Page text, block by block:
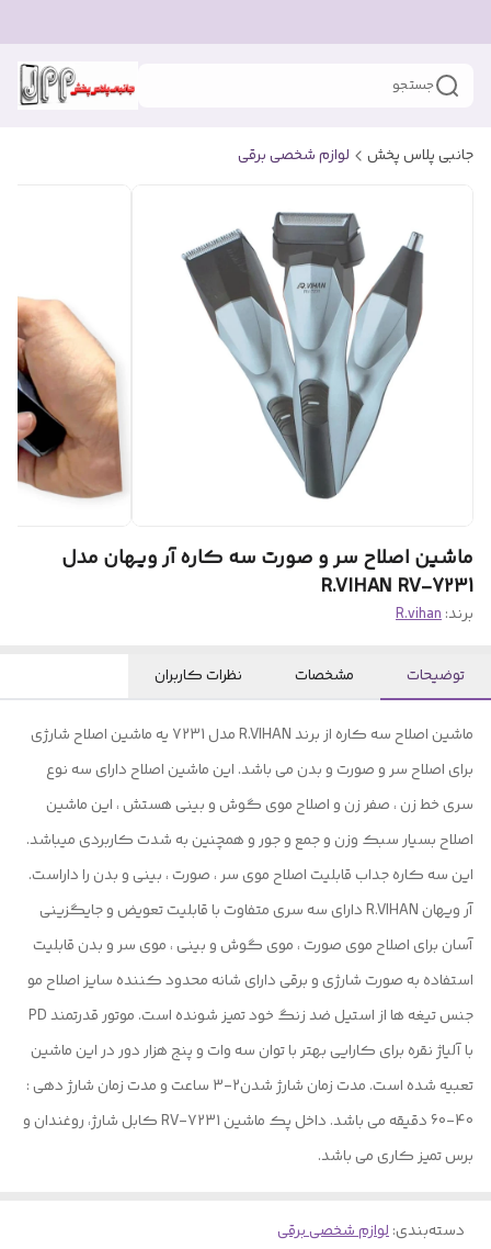
جستجو
جانبی پلاس پخش لوازم شخصی برقی
ماشین اصلاح سر و صورت سه کاره آر ویهان مدل
R.VIHAN RV-7231
برند:R.vihan
توضیحات مشخصات نظرات کاربران
ماشین اصلاح سه کاره از برند R.VIHAN مدل 7231 یه ماشین اصلاح شارژی
برای اصلاح سر و صورت و بدن می باشد. این ماشین اصلاح دارای سه نوع
سری خط زن ، صفر زن و اصلاح موی گوش و بینی هستش ، این ماشین
اصلاح بسیار سبک وزن و جمع و جور و همچنین به شدت کاربردی میباشد.
این سه کاره جداب قابلیت اصلاح موی سر ، صورت ، بینی و بدن را داراست.
آر ویهان R.VIHAN دارای سه سری متفاوت با قابلیت تعویض و جایگزینی
آسان برای اصلاح موی صورت ، موی گوش و بینی ، موی سر و بدن قابلیت
استفاده به صورت شارژی و برقی دارای شانه محدود کننده سایز اصلاح مو
جنس تیغه ها از استیل ضد زنگ خود تمیز شونده است. موتور قدرتمند PD
با آلیاژ نقره برای کارایی بهتر با توان سه وات و پنج هزار دور در این ماشین
تعبیه شده است. مدت زمان شارژ شدن2-3 ساعت و مدت زمان شارژ دهی :‌
40-60 دقیقه می باشد. داخل پک ماشین RV-7231 کابل شارژ، روغندان و
برس تمیز کاری می باشد.
دسته‌بندی:لوازم شخصی برقی